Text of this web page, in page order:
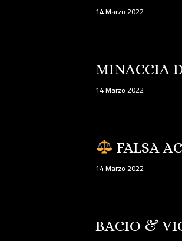
14 Marzo 2022
MINACCIA
14 Marzo 2022
FALSA
14 Marzo 2022
BACIO &